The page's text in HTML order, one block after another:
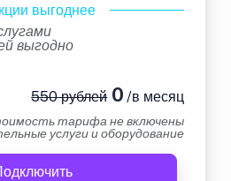
выгоднее
выгодно
550 рублей0 /в месяц
тарифа не включены
услуги и оборудование